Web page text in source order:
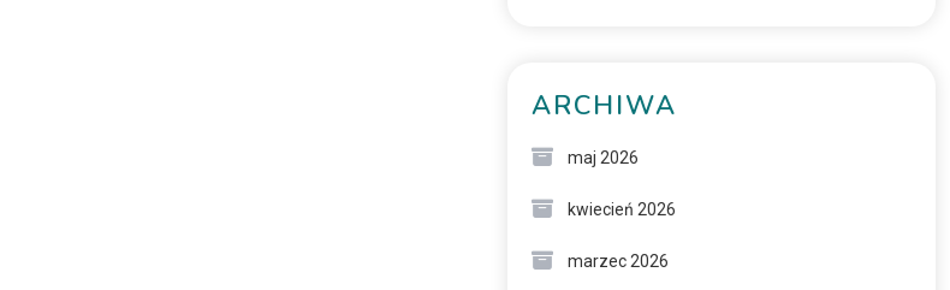
ARCHIWA
maj 2026
kwiecień 2026
marzec 2026